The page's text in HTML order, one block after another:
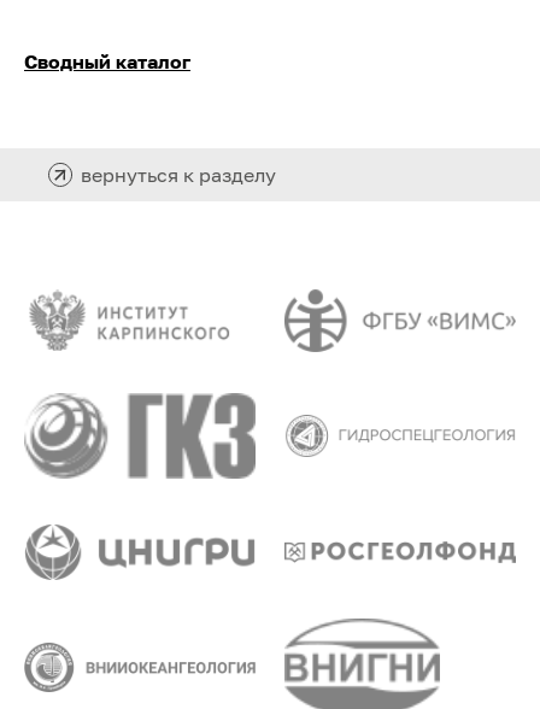
Сводный каталог
вернуться к разделу